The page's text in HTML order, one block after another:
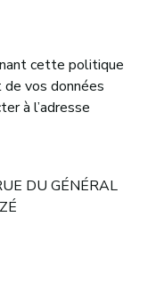
cette politique
vos données
à l’adresse
DU GÉNÉRAL